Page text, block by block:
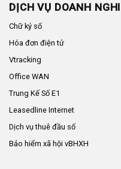
DỊCH VỤ DOANH
Chữ ký số
Hóa đơn điện tử
Vtracking
Office WAN
Trung Kế Số E1
Leasedline Internet
Dịch vụ thuê đầu số
Bảo hiểm xã hội vBHXH